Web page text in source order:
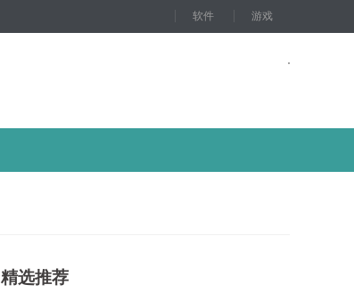
软件 游戏
精选推荐